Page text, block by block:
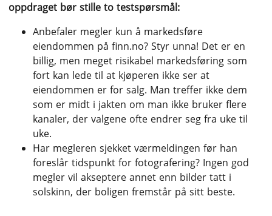
oppdraget bør stille to testspørsmål:
Anbefaler megler kun å markedsføre
eiendommen på finn.no? Styr unna! Det er en
billig, men meget risikabel markedsføring som
fort kan lede til at kjøperen ikke ser at
eiendommen er for salg. Man treffer ikke dem
som er midt i jakten om man ikke bruker flere
kanaler, der valgene ofte endrer seg fra uke til
uke.
Har megleren sjekket værmeldingen før han
foreslår tidspunkt for fotografering? Ingen god
megler vil akseptere annet enn bilder tatt i
solskinn, der boligen fremstår på sitt beste.